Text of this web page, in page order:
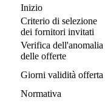
Inizio
Criterio di selezione
dei fornitori invitati
Verifica dell'anomalia
delle offerte
Giorni validità offerta
Normativa